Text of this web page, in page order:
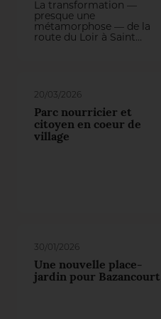
La transformation —
presque une
métamorphose — de la
route du Loir à Saint
circulation, rafraîchir la
atouts et améliorer
durablement le cadre de
vie des habitants.
20/03/2026
Parc nourricier et
citoyen en coeur de
village
30/01/2026
Une nouvelle place-
jardin pour Bazancourt